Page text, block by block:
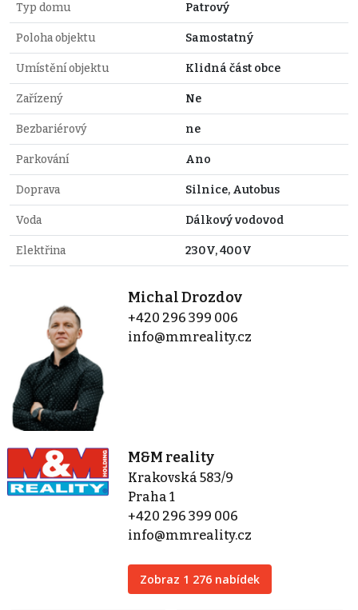
Typ domu Patrový
Poloha objektu Samostatný
Umístění objektu Klidná část obce
Zařízený Ne
Bezbariérový ne
Parkování Ano
Doprava Silnice, Autobus
Voda Dálkový vodovod
Elektřina 230V, 400V
Michal Drozdov
+420 296 399 006
info@mmreality.cz
M&M reality
Krakovská 583/9
Praha 1
+420 296 399 006
info@mmreality.cz
Zobraz 1 276 nabídek